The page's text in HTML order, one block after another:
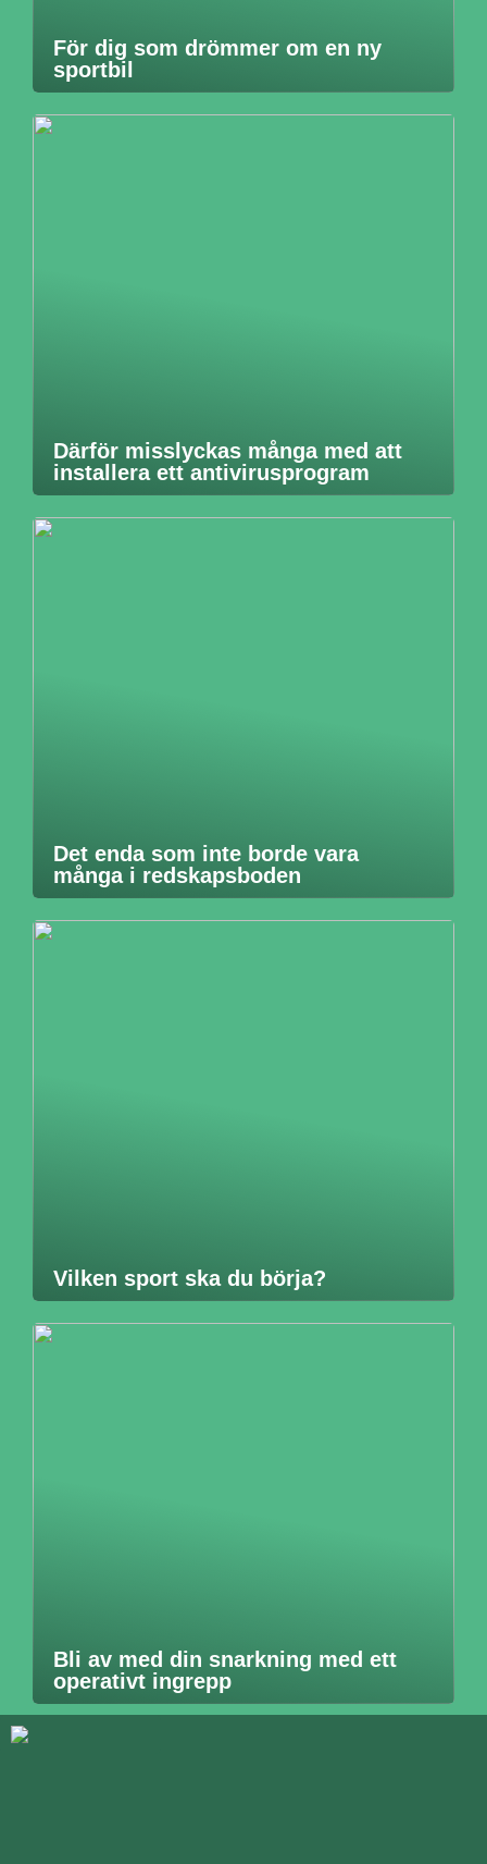
För dig som drömmer om en ny
sportbil
Därför misslyckas många med att
installera ett antivirusprogram
Det enda som inte borde vara
många i redskapsboden
Vilken sport ska du börja?
Bli av med din snarkning med ett
operativt ingrepp